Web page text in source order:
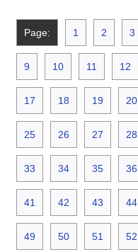
Page: 1 2 3
9 10 11 12
17 18 19 20
25 26 27 28
33 34 35 36
41 42 43 44
49 50 51 52